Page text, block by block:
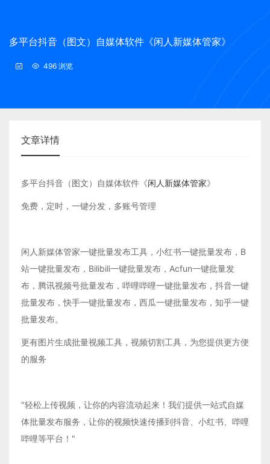
多平台抖音（图文）自媒体软件《闲人新媒体管家》
496 浏览
文章详情
多平台抖音（图文）自媒体软件《闲人新媒体管家》
免费，定时，一键分发，多账号管理
闲人新媒体管家一键批量发布工具，小红书一键批量发布，B
站一键批量发布，Bilibili一键批量发布，Acfun一键批量发
布，腾讯视频号批量发布，哔哩哔哩一键批量发布，抖音一键
批量发布，快手一键批量发布，西瓜一键批量发布，知乎一键
批量发布。
更有图片生成批量视频工具，视频切割工具，为您提供更方便
的服务
"轻松上传视频，让你的内容流动起来！我们提供一站式自媒
体批量发布服务，让你的视频快速传播到抖音、小红书、哔哩
哔哩等平台！"